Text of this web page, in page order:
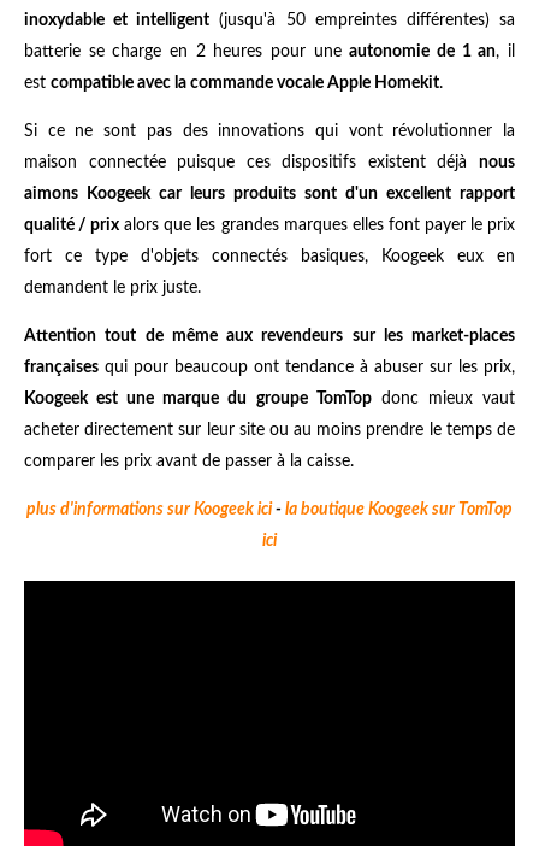
inoxydable et intelligent (jusqu'à 50 empreintes différentes) sa
batterie se charge en 2 heures pour uneautonomie de 1 an, il
est compatible avec la commande vocale Apple Homekit.
Si ce ne sont pas des innovations qui vont révolutionner la
maison connectée puisque ces dispositifs existent déjà nous
aimons Koogeek car leurs produits sont d'un excellent rapport
qualité / prix alors que les grandes marques elles font payer le prix
fort ce type d'objets connectés basiques, Koogeek eux en
demandent le prix juste.
Attention tout de même aux revendeurs sur les market-places
françaises qui pour beaucoup ont tendance à abuser sur les prix,
Koogeek est une marque du groupe TomTopdonc mieux vaut
acheter directement sur leur site ou au moins prendre le temps de
comparer les prix avant de passer à la caisse.
plus d'informations sur Koogeek ici - la boutique Koogeek sur TomTop
ici